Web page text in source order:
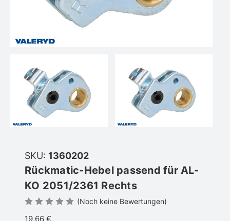
SKU: 1360202
Rückmatic-Hebel passend für AL-
KO 2051/2361 Rechts
(Noch keine Bewertungen)
19,66 €